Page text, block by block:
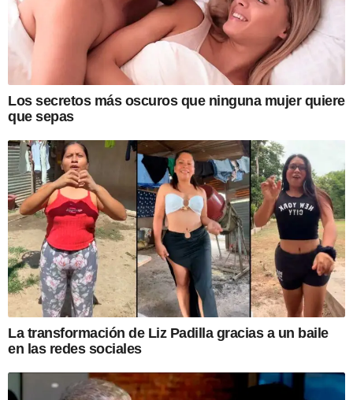
Los secretos más oscuros que ninguna mujer quiere
que sepas
La transformación de Liz Padilla gracias a un baile
en las redes sociales